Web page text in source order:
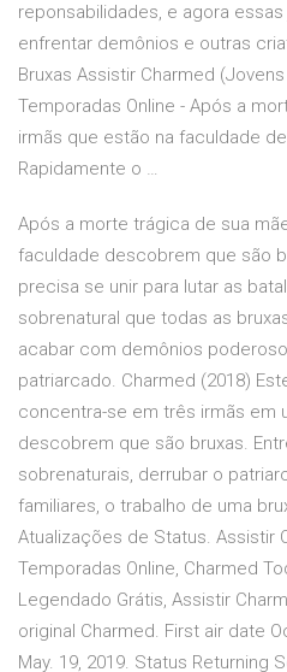
reponsabilidades, e agora
enfrentar demônios e outras
Bruxas Assistir Charmed
Temporadas Online - Após a
irmãs que estão na faculdade
Rapidamente o …
Após a morte trágica de sua
faculdade descobrem que são
precisa se unir para lutar as
sobrenatural que todas as
acabar com demônios
patriarcado. Charmed (2018)
concentra-se em três irmãs em
descobrem que são bruxas.
sobrenaturais, derrubar o
familiares, o trabalho de uma
Atualizações de Status. Assistir
Temporadas Online, Charmed
Legendado Grátis, Assistir
original Charmed. First air date
May. 19, 2019. Status Returning